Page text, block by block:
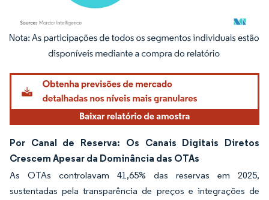
Imagem © Mordor Intelligence. O reuso requer atribuição conforme CC BY 4.0.
Por Canal de Reserva: Os Canais Digitais Diretos
Crescem Apesar da Dominância das OTAs
As OTAs controlavam 41,65% das reservas em 2025,
sustentadas pela transparência de preços e integrações de